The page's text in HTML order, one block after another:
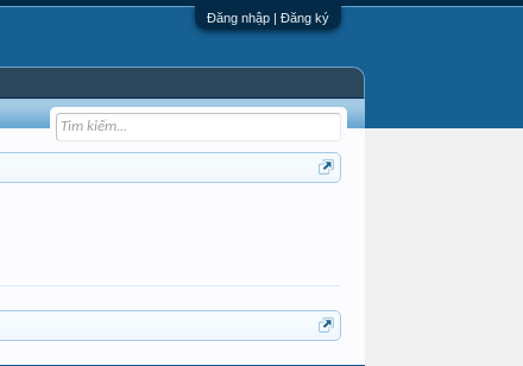
Đăng nhập | Đăng ký